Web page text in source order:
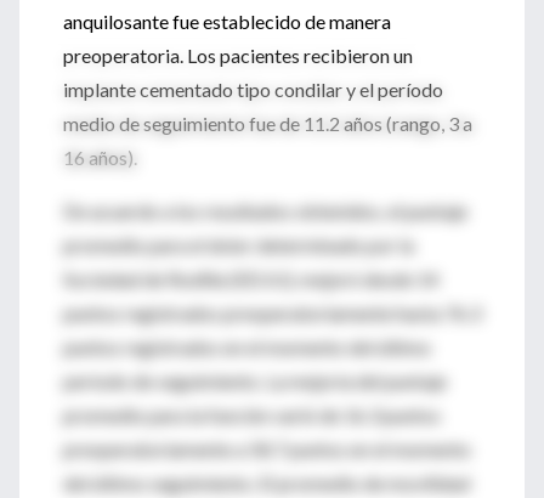
anquilosante fue establecido de manera
preoperatoria. Los pacientes recibieron un
implante cementado tipo condilar y el período
medio de seguimiento fue de 11.2 años (rango, 3 a
16 años).
De acuerdo a los resultados obtenidos, el puntaje
promedio para el dolor determinado por la
Sociedad de Rodilla (EEUU), mejoró desde 14
puntos registrados preoperatoriamente hasta 76.3
puntos registrados en el momento del último
período de seguimiento. La mejoría del puntaje
promedio para la función varió de 16.3 puntos
preoperatoriamente a 58.7 puntos en el momento
del último seguimiento. El promedio de movilidad